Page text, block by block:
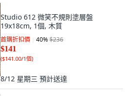
Studio 612 微笑不規則塗層盤
19x18cm, 1個, 木質
首購折扣價 40%$236
$141
($141.00/1個)
8/12 星期三 預計送達